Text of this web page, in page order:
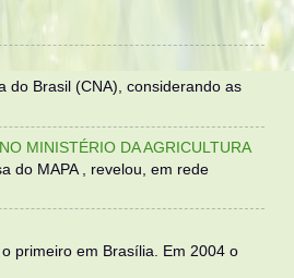
do Brasil (CNA), considerando as
MINISTÉRIO DA AGRICULTURA
do MAPA , revelou, em rede
primeiro em Brasília. Em 2004 o